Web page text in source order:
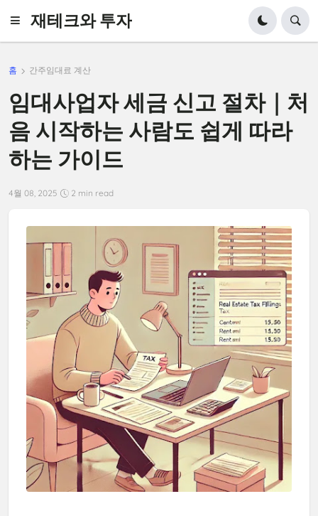
재테크와 투자
홈 간주임대료 계산
임대사업자 세금 신고 절차｜처
음 시작하는 사람도 쉽게 따라
하는 가이드
4월 08, 2025 2 min read